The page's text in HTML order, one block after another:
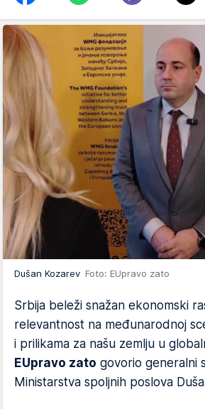
Dušan Kozarev Foto: EUpravo zato
Srbija beleži snažan ekonomski
relevantnost na međunarodnoj
i prilikama za našu zemlju u
EUpravo zato govorio generalni
Ministarstva spoljnih poslova